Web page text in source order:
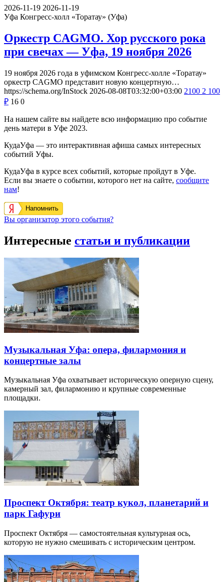
2026-11-19 2026-11-19
Уфа Конгресс-холл «Торатау» (Уфа)
Оркестр CAGMO. Хор русского рока
при свечах — Уфа, 19 ноября 2026
19 ноября 2026 года в уфимском Конгресс-холле «Торатау»
оркестр CAGMO представит новую концертную…
https://schema.org/InStock 2026-08-08T03:32:00+03:00 2100 2 100
₽ 16 0
На нашем сайте вы найдете всю информацию про событие
день матери в Уфе 2023.
КудаУфа — это интерактивная афиша самых интересных
событий Уфы.
КудаУфа в курсе всех событий, которые пройдут в Уфе.
Если вы знаете о событии, которого нет на сайте, сообщите
нам!
Напомнить
Вы организатор этого события?
Интересные статьи и публикации
Музыкальная Уфа: опера, филармония и
концертные залы
Музыкальная Уфа охватывает историческую оперную сцену,
камерный зал, филармонию и крупные современные
площадки.
Проспект Октября: театр кукол, планетарий и
парк Гафури
Проспект Октября — самостоятельная культурная ось,
которую не нужно смешивать с историческим центром.